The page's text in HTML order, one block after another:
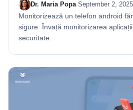
Dr. Maria Popa·September 2, 2025
Monitorizează un telefon android
sigure. Învață monitorizarea
securitate.